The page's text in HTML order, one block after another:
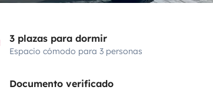
3 plazas para dormir
Espacio cómodo para 3 personas
Documento verificado